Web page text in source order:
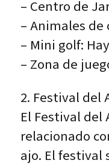
– Centro de
– Animales
– Mini golf:
– Zona de
2. Festival del
El Festival del
relacionado
ajo. El festival